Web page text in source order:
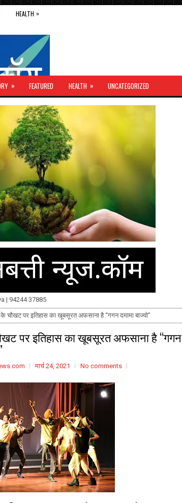
HEALTH »
» FEATURED HEALTH » UNCATEGORIZED
| 94244 37885
के चौखट पर इतिहास का खूबसूरत अफसाना है “गगन दमामा बाज्यो”
पर इतिहास का खूबसूरत अफसाना है “गगन
मार्च 24, 2021 No comments